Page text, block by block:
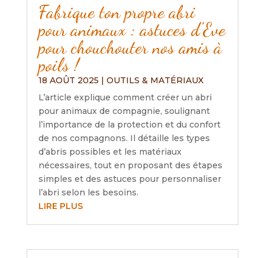
Fabrique ton propre abri
pour animaux : astuces d’Eve
pour chouchouter nos amis à
poils !
18 AOÛT 2025 | OUTILS & MATÉRIAUX
L’article explique comment créer un abri
pour animaux de compagnie, soulignant
l’importance de la protection et du confort
de nos compagnons. Il détaille les types
d’abris possibles et les matériaux
nécessaires, tout en proposant des étapes
simples et des astuces pour personnaliser
l’abri selon les besoins.
LIRE PLUS